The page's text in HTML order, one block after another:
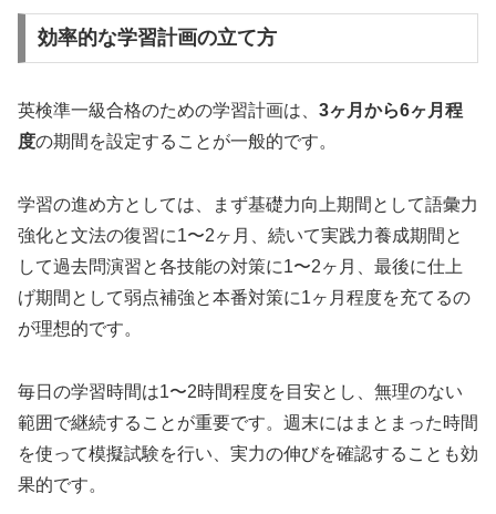
効率的な学習計画の立て方
英検準一級合格のための学習計画は、 3ヶ月から6ヶ月程
度の期間を設定することが一般的です。
学習の進め方としては、まず基礎力向上期間として語彙力
強化と文法の復習に1〜2ヶ月、続いて実践力養成期間と
して過去問演習と各技能の対策に1〜2ヶ月、最後に仕上
げ期間として弱点補強と本番対策に1ヶ月程度を充てるの
が理想的です。
毎日の学習時間は1〜2時間程度を目安とし、無理のない
範囲で継続することが重要です。週末にはまとまった時間
を使って模擬試験を行い、実力の伸びを確認することも効
果的です。